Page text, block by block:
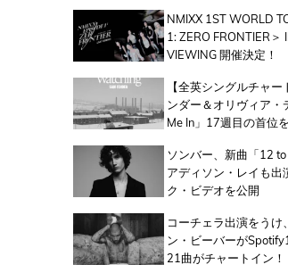
NMIXX 1ST WORLD
1: ZERO FRONTIER＞
VIEWING 開催決定！
【全英シングルチャ
ンダー＆オリヴィア・
Me In」17週目の首位
ソンバー、新曲「12
アディソン・レイも出
ク・ビデオを公開
コーチェラ出演をうけ
ン・ビーバーが
21曲がチャートイン！